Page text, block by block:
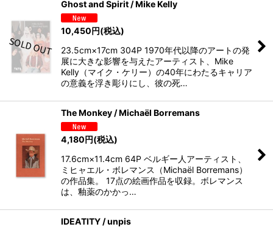
Ghost and Spirit / Mike Kelly
10,450円(税込)
23.5cm×17cm 304P 1970年代以降のアートの発
展に大きな影響を与えたアーティスト、Mike
Kelly（マイク・ケリー）の40年にわたるキャリア
の意義を浮き彫りにし、彼の死…
The Monkey / Michaël Borremans
4,180円(税込)
17.6cm×11.4cm 64P ベルギー人アーティスト、
ミヒャエル・ボレマンス（Michaël Borremans）
の作品集。 17点の絵画作品を収録。ボレマンス
は、釉薬のかかっ…
IDEATITY / unpis